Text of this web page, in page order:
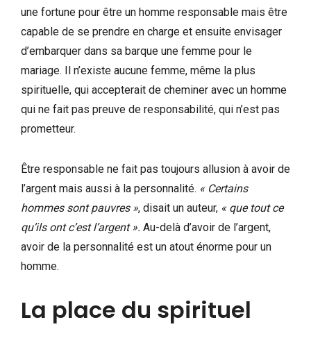
une fortune pour être un homme responsable mais être
capable de se prendre en charge et ensuite envisager
d’embarquer dans sa barque une femme pour le
mariage. Il n’existe aucune femme, même la plus
spirituelle, qui accepterait de cheminer avec un homme
qui ne fait pas preuve de responsabilité, qui n’est pas
prometteur.
Être responsable ne fait pas toujours allusion à avoir de
l’argent mais aussi à la personnalité. « Certains
hommes sont pauvres », disait un auteur, « que tout ce
qu’ils ont c’est l’argent ». Au-delà d’avoir de l’argent,
avoir de la personnalité est un atout énorme pour un
homme.
La place du spirituel